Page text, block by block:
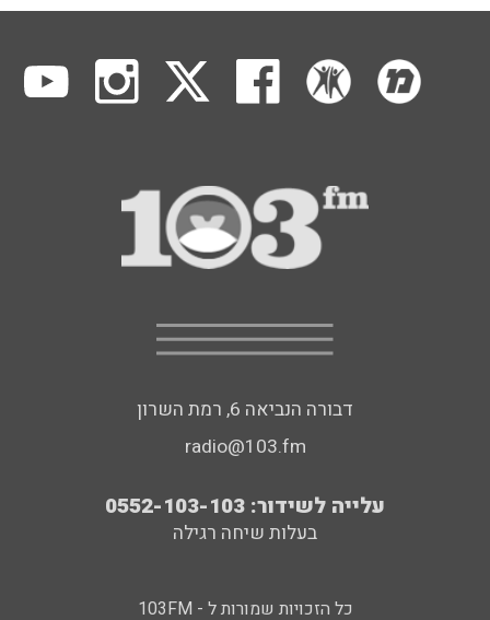
דבורה הנביאה 6, רמת השרון
radio@103.fm
עלייה לשידור: 0552-103-103
בעלות שיחה רגילה
כל הזכויות שמורות ל - 103FM